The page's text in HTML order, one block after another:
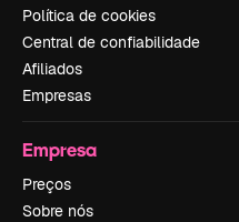
Política de cookies
Central de confiabilidade
Afiliados
Empresas
Empresa
Preços
Sobre nós